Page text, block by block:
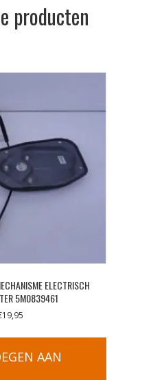
producten
ELECTRISCH
5M0839461
19,95
AAN